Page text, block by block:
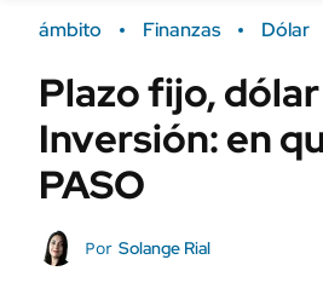
Campo
FINANZAS
Dólar
ÁMBITO DEBATE
ámbito Finanzas Dólar
Plazo fijo,
Inversión: en
PASO
Por Solange Rial